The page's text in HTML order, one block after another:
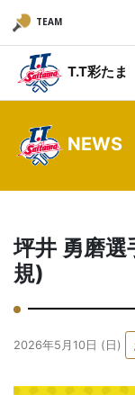
TEAM
T.T彩たま
NEWS
坪井 勇磨
規)
2026年5月10日 (日)